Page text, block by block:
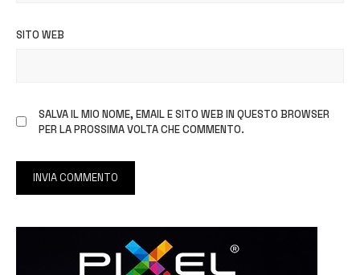
SITO WEB
SALVA IL MIO NOME, EMAIL E SITO WEB IN QUESTO BROWSER
PER LA PROSSIMA VOLTA CHE COMMENTO.